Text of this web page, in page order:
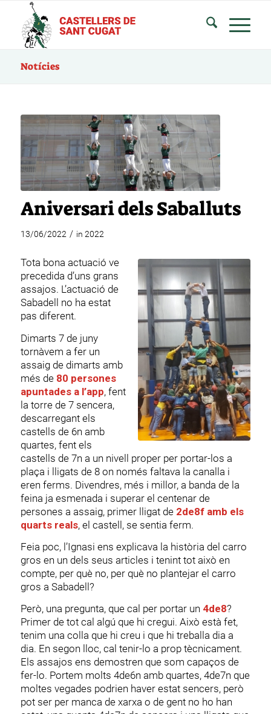
Notícies
Aniversari dels Saballuts
13/06/2022 / in 2022
Tota bona actuació ve
precedida d’uns grans
assajos. L’actuació de
Sabadell no ha estat
pas diferent.
Dimarts 7 de juny
tornàvem a fer un
assaig de dimarts amb
més de 80 persones
apuntades a l’app, fent
la torre de 7 sencera,
descarregant els
castells de 6n amb
quartes, fent els
castells de 7n a un nivell proper per portar-los a
plaça i lligats de 8 on només faltava la canalla i
eren ferms. Divendres, més i millor, a banda de la
feina ja esmenada i superar el centenar de
persones a assaig, primer lligat de 2de8f amb els
quarts reals, el castell, se sentia ferm.
Feia poc, l’Ignasi ens explicava la història del carro
gros en un dels seus articles i tenint tot això en
compte, per què no, per què no plantejar el carro
gros a Sabadell?
Però, una pregunta, que cal per portar un 4de8?
Primer de tot cal algú que hi cregui. Això està fet,
tenim una colla que hi creu i que hi treballa dia a
dia. En segon lloc, cal tenir-lo a prop tècnicament.
Els assajos ens demostren que som capaços de
fer-lo. Portem molts 4de6n amb quartes, 4de7n que
moltes vegades podrien haver estat sencers, però
pot ser per manca de xarxa o de gent no ho han